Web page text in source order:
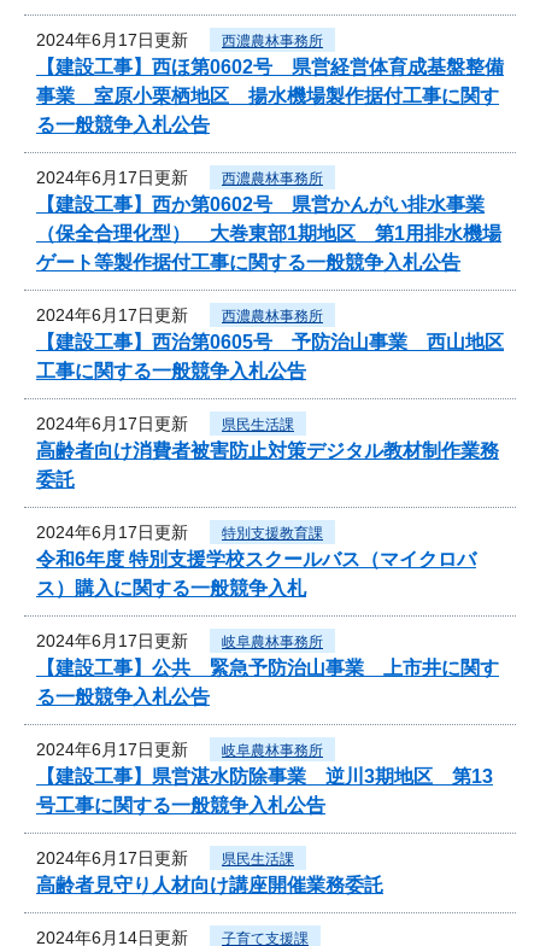
2024年6月17日更新 西濃農林事務所
【建設工事】西ほ第0602号 県営経営体育成基盤整備
事業 室原小栗栖地区 揚水機場製作据付工事に関す
る一般競争入札公告
2024年6月17日更新 西濃農林事務所
【建設工事】西か第0602号 県営かんがい排水事業
（保全合理化型） 大巻東部1期地区 第1用排水機場
ゲート等製作据付工事に関する一般競争入札公告
2024年6月17日更新 西濃農林事務所
【建設工事】西治第0605号 予防治山事業 西山地区
工事に関する一般競争入札公告
2024年6月17日更新 県民生活課
高齢者向け消費者被害防止対策デジタル教材制作業務
委託
2024年6月17日更新 特別支援教育課
令和6年度 特別支援学校スクールバス（マイクロバ
ス）購入に関する一般競争入札
2024年6月17日更新 岐阜農林事務所
【建設工事】公共 緊急予防治山事業 上市井に関す
る一般競争入札公告
2024年6月17日更新 岐阜農林事務所
【建設工事】県営湛水防除事業 逆川3期地区 第13
号工事に関する一般競争入札公告
2024年6月17日更新 県民生活課
高齢者見守り人材向け講座開催業務委託
2024年6月14日更新 子育て支援課